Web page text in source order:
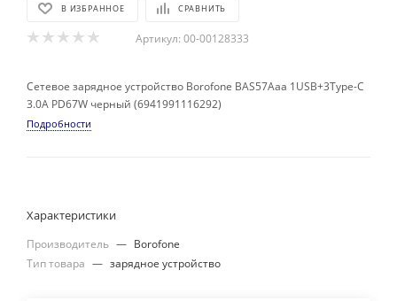
В ИЗБРАННОЕ СРАВНИТЬ
Артикул: 00-00128333
Сетевое зарядное устройство Borofone BAS57Aaa 1USB+3Type-C
3.0A PD67W черный (6941991116292)
Подробности
Характеристики
Производитель — Borofone
Тип товара — зарядное устройство